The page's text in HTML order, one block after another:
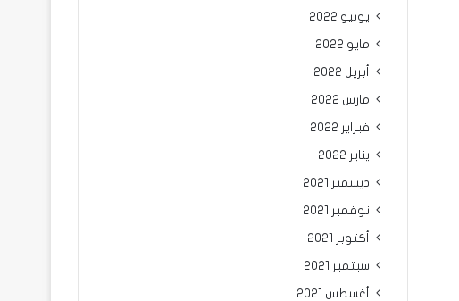
يونيو 2022
مايو 2022
أبريل 2022
مارس 2022
فبراير 2022
يناير 2022
ديسمبر 2021
نوفمبر 2021
أكتوبر 2021
سبتمبر 2021
أغسطس 2021